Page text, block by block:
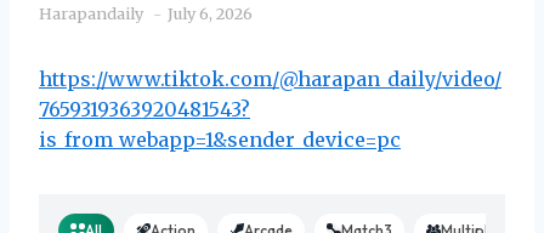
Harapandaily July 6, 2026
https://www.tiktok.com/@harapan_daily/video/
7659319363920481543?
is_from_webapp=1&sender_device=pc